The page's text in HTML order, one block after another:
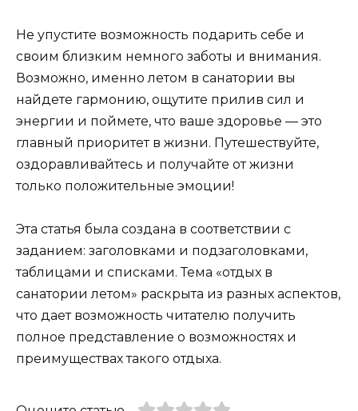
Не упустите возможность подарить себе и
своим близким немного заботы и внимания.
Возможно, именно летом в санатории вы
найдете гармонию, ощутите прилив сил и
энергии и поймете, что ваше здоровье — это
главный приоритет в жизни. Путешествуйте,
оздоравливайтесь и получайте от жизни
только положительные эмоции!
Эта статья была создана в соответствии с
заданием: заголовками и подзаголовками,
таблицами и списками. Тема «отдых в
санатории летом» раскрыта из разных аспектов,
что дает возможность читателю получить
полное представление о возможностях и
преимуществах такого отдыха.